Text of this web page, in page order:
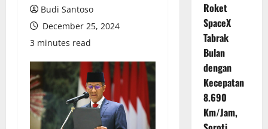
Budi Santoso
December 25, 2024
3 minutes read
Roket
SpaceX
Tabrak
Bulan
dengan
Kecepatan
8.690
Km/Jam,